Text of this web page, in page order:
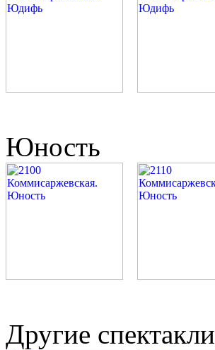
Юность
Другие спектакли